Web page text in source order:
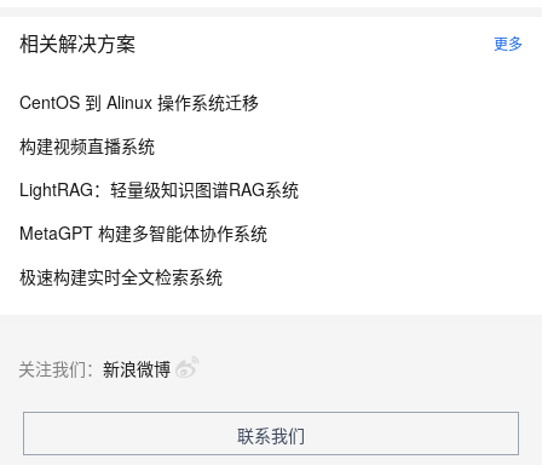
相关解决方案 更多
CentOS 到 Alinux 操作系统迁移
构建视频直播系统
LightRAG：轻量级知识图谱RAG系统
MetaGPT 构建多智能体协作系统
极速构建实时全文检索系统
关注我们： 新浪微博
联系我们